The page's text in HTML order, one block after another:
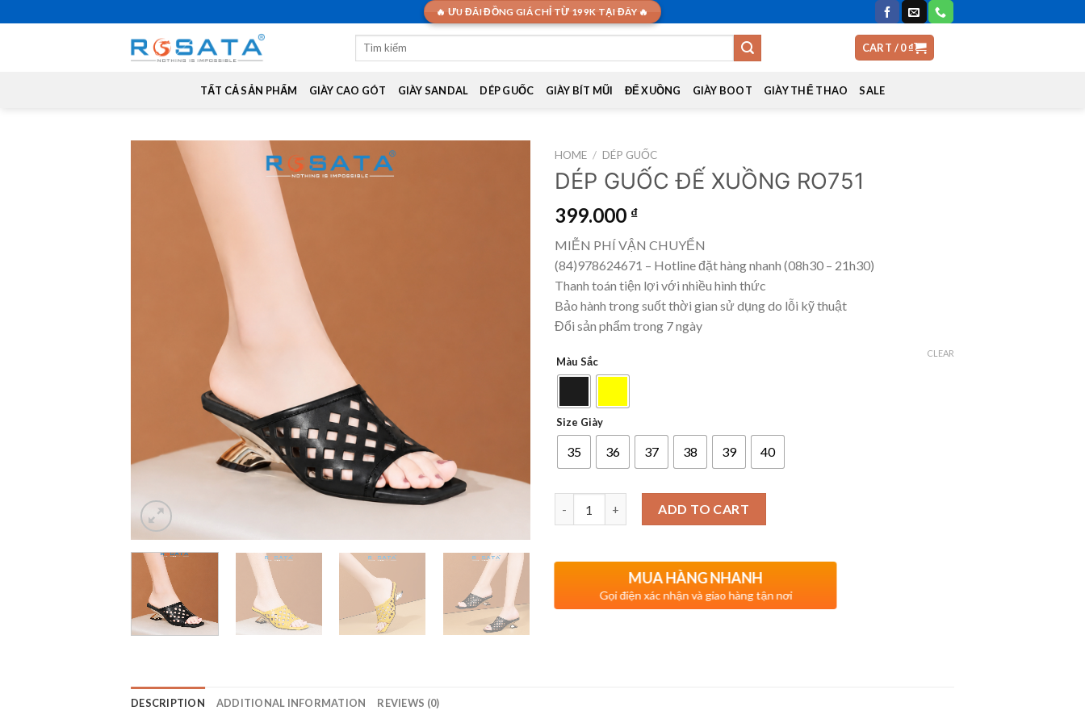
🔥 ƯU ĐÃI ĐỒNG GIÁ CHỈ TỪ 199K TẠI ĐÂY 🔥
Search
CART /0₫
TẤT CẢ SẢN PHẨM GIÀY CAO GÓT GIÀY SANDAL DÉP GUỐC GIÀY BÍT MŨI ĐẾ XUỒNG GIÀY BOOT GIÀY THỂ THAO SALE
HOME / DÉP GUỐC
DÉP GUỐC ĐẾ XUỒNG RO751
399.000 ₫
MIỄN PHÍ VẬN CHUYỂN
(84)978624671 – Hotline đặt hàng nhanh (08h30 – 21h30)
Thanh toán tiện lợi với nhiều hình thức
Bảo hành trong suốt thời gian sử dụng do lỗi kỹ thuật
Đổi sản phẩm trong 7 ngày
Màu Sắc
Size Giày
35 36 37 38 39 40
CLEAR
ADD TO CART
MUA HÀNG NHANH
Gọi điện xác nhận và giao hàng tận nơi
DESCRIPTION ADDITIONAL INFORMATION REVIEWS (0)